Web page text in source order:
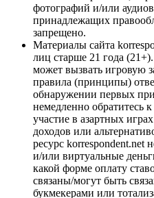
фотографий и/или
принадлежащих
запрещено.
Материалы сайта
лиц старше 21 года
может вызвать игровую
правила (принципы)
обнаружении первых
немедленно обратитесь
участие в азартных
доходов или
ресурс korrespondent.net
и/или виртуальные
какой форме оплату
связаны/могут быть
букмекерами или